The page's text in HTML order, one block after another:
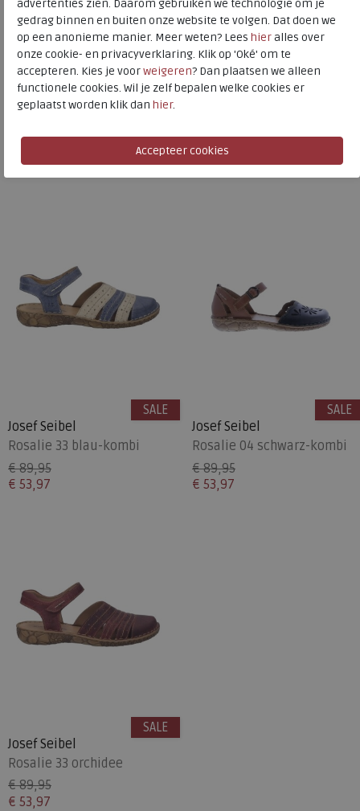
Toon alles van Josef Seibel
Naar allesandalen
Naar alleJosef Seibel sandalen
Is dit iets voor u?
Josef Seibel
Rosalie 33 blau-kombi
€ 89,95
€ 53,97
SALE
Josef Seibel
Rosalie 04 schwarz-kombi
€ 89,95
€ 53,97
SALE
Josef Seibel
Rosalie 33 orchidee
€ 89,95
€ 53,97
SALE
advertenties zien. Daarom gebruiken we technologie om je
gedrag binnen en buiten onze website te volgen. Dat doen we
op een anonieme manier. Meer weten? Lees hieralles over
onze cookie- en privacyverklaring. Klik op 'Oké' om te
accepteren. Kies je voorweigeren? Dan plaatsen we alleen
functionele cookies. Wil je zelf bepalen welke cookies er
geplaatst worden klik dan hier.